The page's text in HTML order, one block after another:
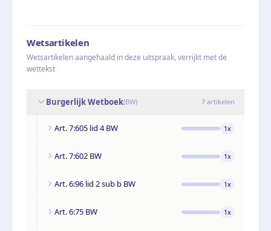
Wetsartikelen
Wetsartikelen aangehaald in deze uitspraak, verrijkt met de
wettekst
Burgerlijk Wetboek(BW) 7 artikelen
Art. 7:605 lid 4 BW 1x
Art. 7:602 BW 1x
Art. 6:96 lid 2 sub b BW 1x
Art. 6:75 BW 1x